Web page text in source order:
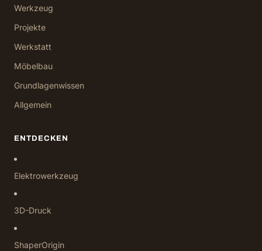
Werkzeug
Projekte
Werkstatt
Möbelbau
Grundlagenwissen
Allgemein
ENTDECKEN
Elektrowerkzeug
3D-Druck
ShaperOrigin